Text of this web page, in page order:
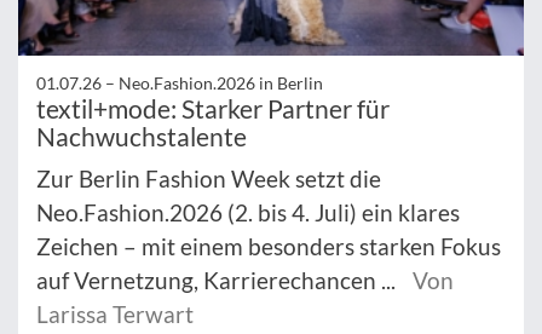
01.07.26 – Neo.Fashion.2026 in Berlin
textil+mode: Starker Partner für
Nachwuchstalente
Zur Berlin Fashion Week setzt die
Neo.Fashion.2026 (2. bis 4. Juli) ein klares
Zeichen – mit einem besonders starken Fokus
auf Vernetzung, Karrierechancen ...
Von
Larissa Terwart